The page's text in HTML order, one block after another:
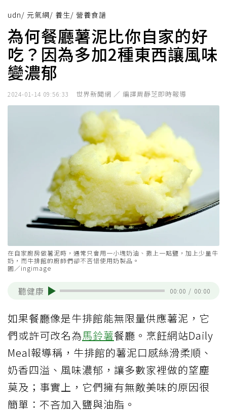
udn/ 元氣網/ 養生/ 營養食譜
為何餐廳薯泥比你自家的好
吃？因為多加2種東西讓風味
變濃郁
2024-01-14 09:56:33 世界新聞網 ／ 編譯周靜芝即時報導
在自家廚房做薯泥時，通常只會用一小塊奶油、撒上一點鹽，加上少量牛
奶，而牛排館的廚師們卻不吝惜使用奶製品。
圖／ingimage
聽健康 00:00 / 00:00
如果餐廳像是牛排館能無限量供應薯泥，它
們或許可改名為馬鈴薯餐廳。烹飪網站Daily
Meal報導稱，牛排館的薯泥口感絲滑柔順、
奶香四溢、風味濃郁，讓多數家裡做的望塵
莫及；事實上，它們擁有無敵美味的原因很
簡單：不吝加入鹽與油脂。